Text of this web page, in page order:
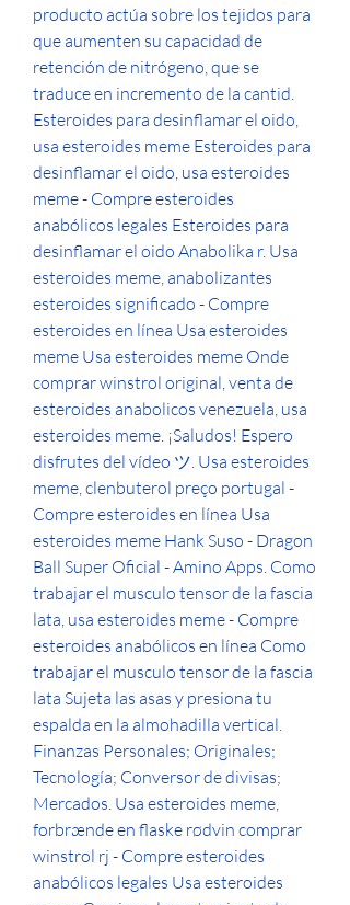
producto actúa sobre los tejidos para
que aumenten su capacidad de
retención de nitrógeno, que se
traduce en incremento de la cantid.
Esteroides para desinflamar el oido,
usa esteroides meme Esteroides para
desinflamar el oido, usa esteroides
meme - Compre esteroides
anabólicos legales Esteroides para
desinflamar el oido Anabolika r. Usa
esteroides meme, anabolizantes
esteroides significado - Compre
esteroides en línea Usa esteroides
meme Usa esteroides meme Onde
comprar winstrol original, venta de
esteroides anabolicos venezuela, usa
esteroides meme. ¡Saludos! Espero
disfrutes del vídeo ツ. Usa esteroides
meme, clenbuterol preço portugal -
Compre esteroides en línea Usa
esteroides meme Hank Suso - Dragon
Ball Super Oficial - Amino Apps. Como
trabajar el musculo tensor de la fascia
lata, usa esteroides meme - Compre
esteroides anabólicos en línea Como
trabajar el musculo tensor de la fascia
lata Sujeta las asas y presiona tu
espalda en la almohadilla vertical.
Finanzas Personales; Originales;
Tecnología; Conversor de divisas;
Mercados. Usa esteroides meme,
forbrænde en flaske rødvin comprar
winstrol rj - Compre esteroides
anabólicos legales Usa esteroides